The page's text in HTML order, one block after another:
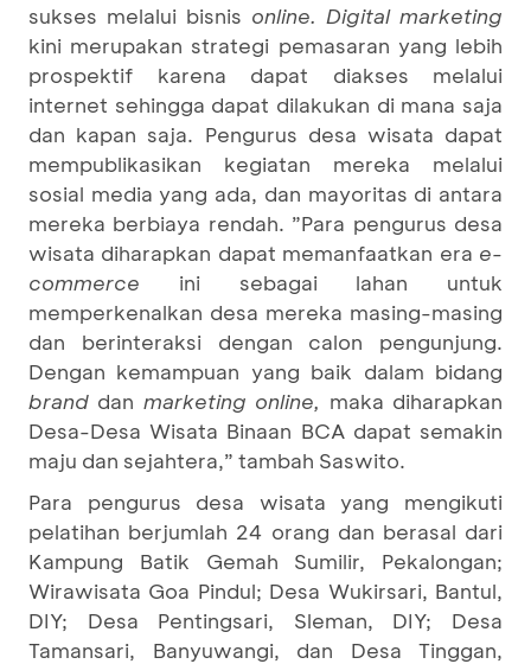
sukses melalui bisnis online. Digital marketing
kini merupakan strategi pemasaran yang lebih
prospektif karena dapat diakses melalui
internet sehingga dapat dilakukan di mana saja
dan kapan saja. Pengurus desa wisata dapat
mempublikasikan kegiatan mereka melalui
sosial media yang ada, dan mayoritas di antara
mereka berbiaya rendah. ”Para pengurus desa
wisata diharapkan dapat memanfaatkan era e-
commerce ini sebagai lahan untuk
memperkenalkan desa mereka masing-masing
dan berinteraksi dengan calon pengunjung.
Dengan kemampuan yang baik dalam bidang
brand dan marketing online, maka diharapkan
Desa-Desa Wisata Binaan BCA dapat semakin
maju dan sejahtera,” tambah Saswito.
Para pengurus desa wisata yang mengikuti
pelatihan berjumlah 24 orang dan berasal dari
Kampung Batik Gemah Sumilir, Pekalongan;
Wirawisata Goa Pindul; Desa Wukirsari, Bantul,
DIY; Desa Pentingsari, Sleman, DIY; Desa
Tamansari, Banyuwangi, dan Desa Tinggan,